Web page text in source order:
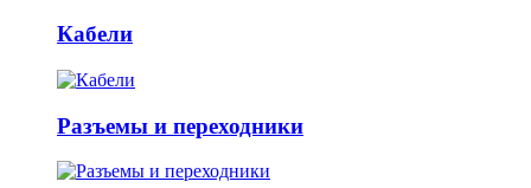
Кабели
Разъемы и переходники